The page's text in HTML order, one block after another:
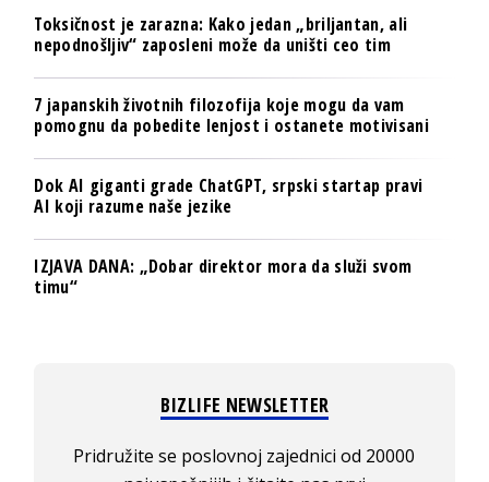
Toksičnost je zarazna: Kako jedan „briljantan, ali
nepodnošljiv“ zaposleni može da uništi ceo tim
7 japanskih životnih filozofija koje mogu da vam
pomognu da pobedite lenjost i ostanete motivisani
Dok AI giganti grade ChatGPT, srpski startap pravi
AI koji razume naše jezike
IZJAVA DANA: „Dobar direktor mora da služi svom
timu“
BIZLIFE NEWSLETTER
Pridružite se poslovnoj zajednici od 20000